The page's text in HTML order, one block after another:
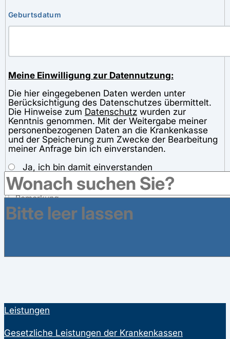
Geburtsdatum
Meine Einwilligung zur Datennutzung:
Die hier eingegebenen Daten werden unter
Berücksichtigung des Datenschutzes übermittelt.
Die Hinweise zum Datenschutz wurden zur
Kenntnis genommen. Mit der Weitergabe meiner
personenbezogenen Daten an die Krankenkasse
und der Speicherung zum Zwecke der Bearbeitung
meiner Anfrage bin ich einverstanden.
Ja, ich bin damit einverstanden
Leistungen
Gesetzliche Leistungen der Krankenkassen